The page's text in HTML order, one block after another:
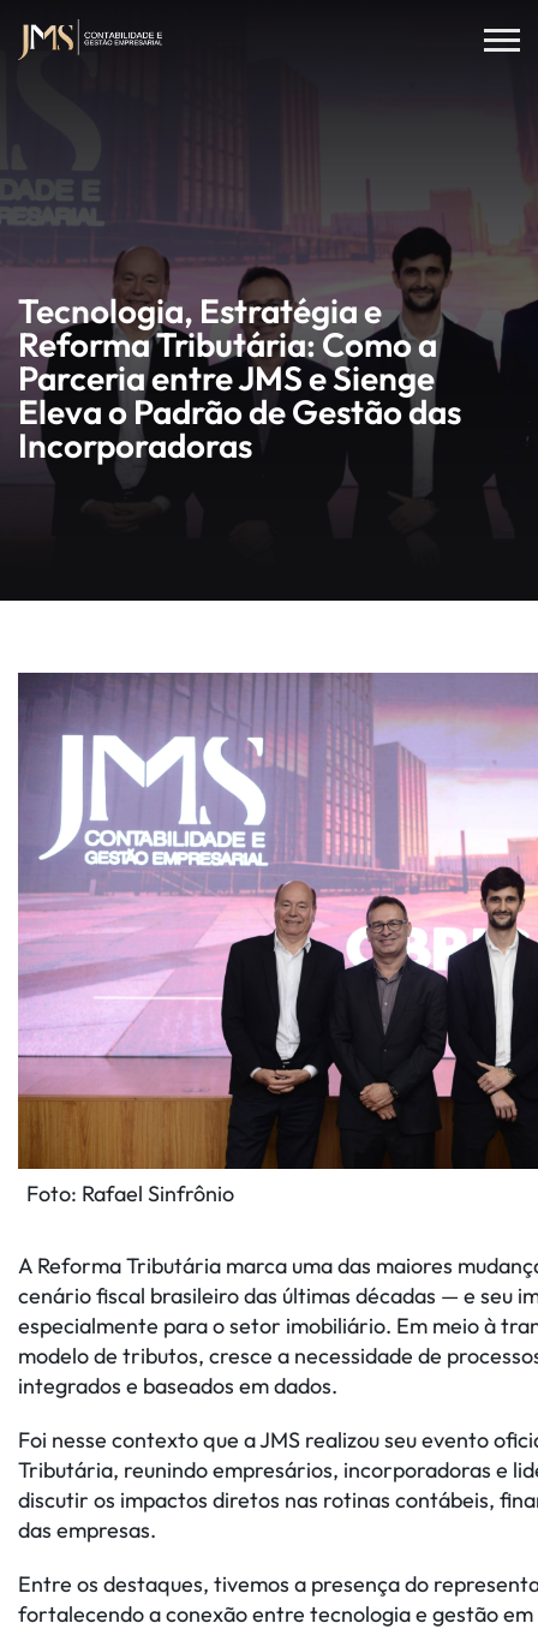
Tecnologia, Estratégia e
Reforma Tributária: Como a
Parceria entre JMS e Sienge
Eleva o Padrão de Gestão das
Incorporadoras
Foto: Rafael Sinfrônio
A Reforma Tributária marca uma das maiores
cenário fiscal brasileiro das últimas décadas — e seu
especialmente para o setor imobiliário. Em meio à
modelo de tributos, cresce a necessidade de
integrados e baseados em dados.
Foi nesse contexto que a JMS realizou seu evento
Tributária, reunindo empresários, incorporadoras e
discutir os impactos diretos nas rotinas contábeis,
das empresas.
Entre os destaques, tivemos a presença do
fortalecendo a conexão entre tecnologia e gestão